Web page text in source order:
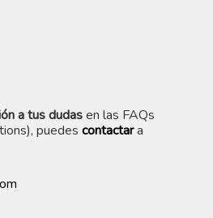
a tus dudasen las FAQs
puedescontactara